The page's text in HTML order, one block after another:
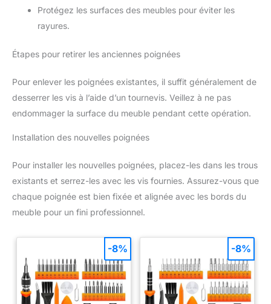
Protégez les surfaces des meubles pour éviter les
rayures.
Étapes pour retirer les anciennes poignées
Pour enlever les poignées existantes, il suffit généralement de
desserrer les vis à l’aide d’un tournevis. Veillez à ne pas
endommager la surface du meuble pendant cette opération.
Installation des nouvelles poignées
Pour installer les nouvelles poignées, placez-les dans les trous
existants et serrez-les avec les vis fournies. Assurez-vous que
chaque poignée est bien fixée et alignée avec les bords du
meuble pour un fini professionnel.
-8% -8%